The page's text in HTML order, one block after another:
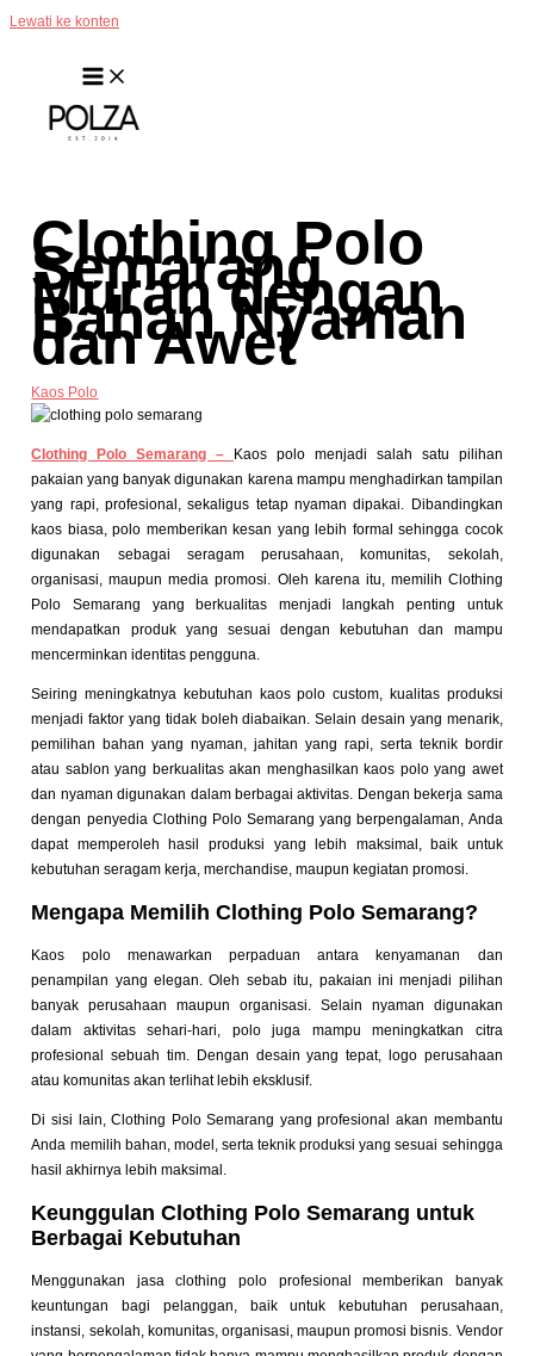
Lewati ke konten
Clothing Polo
Semarang
Murah dengan
Bahan Nyaman
dan Awet
Kaos Polo
Clothing Polo Semarang –
Kaos polo menjadi salah satu pilihan
pakaian yang banyak digunakan karena mampu menghadirkan tampilan
yang rapi, profesional, sekaligus tetap nyaman dipakai. Dibandingkan
kaos biasa, polo memberikan kesan yang lebih formal sehingga cocok
digunakan sebagai seragam perusahaan, komunitas, sekolah,
organisasi, maupun media promosi. Oleh karena itu, memilih Clothing
Polo Semarang yang berkualitas menjadi langkah penting untuk
mendapatkan produk yang sesuai dengan kebutuhan dan mampu
mencerminkan identitas pengguna.
Seiring meningkatnya kebutuhan kaos polo custom, kualitas produksi
menjadi faktor yang tidak boleh diabaikan. Selain desain yang menarik,
pemilihan bahan yang nyaman, jahitan yang rapi, serta teknik bordir
atau sablon yang berkualitas akan menghasilkan kaos polo yang awet
dan nyaman digunakan dalam berbagai aktivitas. Dengan bekerja sama
dengan penyedia Clothing Polo Semarang yang berpengalaman, Anda
dapat memperoleh hasil produksi yang lebih maksimal, baik untuk
kebutuhan seragam kerja, merchandise, maupun kegiatan promosi.
Mengapa Memilih Clothing Polo Semarang?
Kaos polo menawarkan perpaduan antara kenyamanan dan
penampilan yang elegan. Oleh sebab itu, pakaian ini menjadi pilihan
banyak perusahaan maupun organisasi. Selain nyaman digunakan
dalam aktivitas sehari-hari, polo juga mampu meningkatkan citra
profesional sebuah tim. Dengan desain yang tepat, logo perusahaan
atau komunitas akan terlihat lebih eksklusif.
Di sisi lain, Clothing Polo Semarang yang profesional akan membantu
Anda memilih bahan, model, serta teknik produksi yang sesuai sehingga
hasil akhirnya lebih maksimal.
Keunggulan Clothing Polo Semarang untuk
Berbagai Kebutuhan
Menggunakan jasa clothing polo profesional memberikan banyak
keuntungan bagi pelanggan, baik untuk kebutuhan perusahaan,
instansi, sekolah, komunitas, organisasi, maupun promosi bisnis. Vendor